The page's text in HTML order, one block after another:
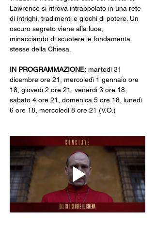
Lawrence si ritrova intrappolato in una rete
di intrighi, tradimenti e giochi di potere. Un
oscuro segreto viene alla luce,
minacciando di scuotere le fondamenta
stesse della Chiesa.
IN PROGRAMMAZIONE: martedì 31
dicembre ore 21,
mercoledì 1 gennaio ore
18, giovedì 2 ore 21, venerdì 3 ore 18,
sabato 4 ore 21, domenica 5 ore 18, lunedì
6 ore 18, mercoledì 8 ore 21 (V.O.)